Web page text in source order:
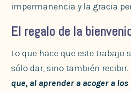
impermanencia y la gracia
El regalo de la
Lo que hace que este trabajo
sólo dar, sino también recibir.
que, al aprender a acoger a